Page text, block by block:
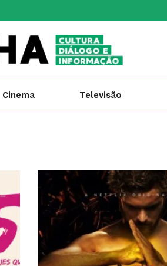
Cinema Televisão